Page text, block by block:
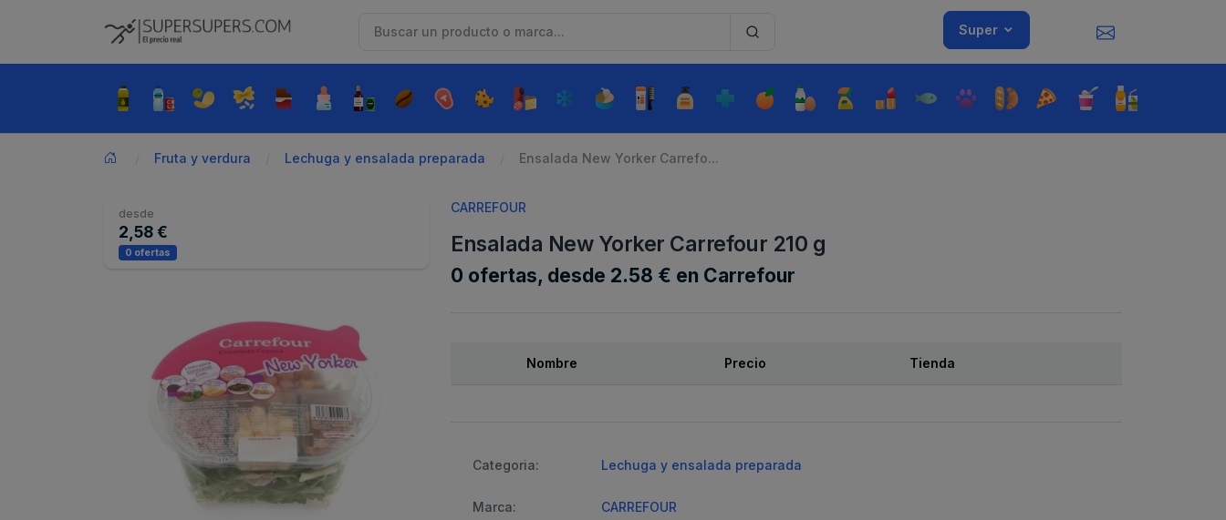
Super
Fruta y verdura Lechuga y ensalada preparada Ensalada New Yorker Carrefo...
desde
2,58 €
0 ofertas
CARREFOUR
Ensalada New Yorker Carrefour 210 g
0 ofertas, desde 2.58 € en Carrefour
Nombre Precio Tienda
Categoria: Lechuga y ensalada preparada
Marca: CARREFOUR